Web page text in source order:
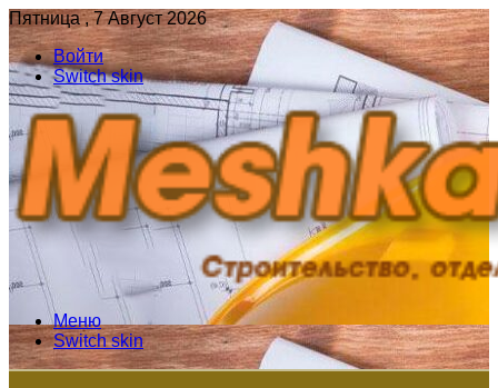
Пятница , 7 Август 2026
Войти
Switch skin
Меню
Switch skin